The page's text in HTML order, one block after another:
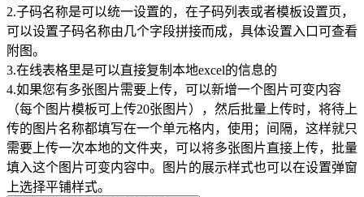
2.子码名称是可以统一设置的，在子码列表或者模板设置页，
可以设置子码名称由几个字段拼接而成，具体设置入口可查看
附图。
3.在线表格里是可以直接复制本地excel的信息的
4.如果您有多张图片需要上传，可以新增一个图片可变内容
（每个图片模板可上传20张图片），然后批量上传时，将待上
传的图片名称都填写在一个单元格内，使用；间隔，这样就只
需要上传一次本地的文件夹，可以将多张图片直接上传，批量
填入这个图片可变内容中。图片的展示样式也可以在设置弹窗
上选择平铺样式。